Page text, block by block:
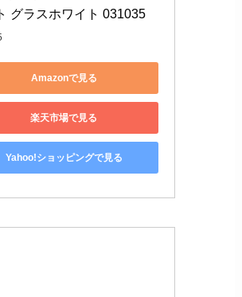
グラスホワイト 031035
Amazonで見る
楽天市場で見る
Yahoo!ショッピングで見る